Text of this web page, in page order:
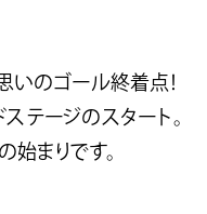
いのゴール終着点！
テージのスタート。
まりです。